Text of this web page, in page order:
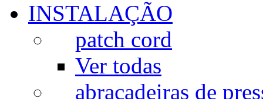
INSTALAÇÃO
patch cord
Ver todas
abraçadeiras de